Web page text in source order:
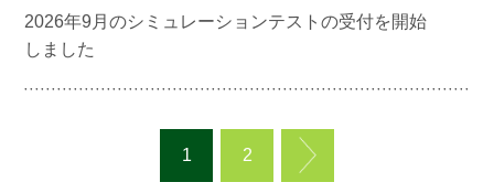
2026年9月のシミュレーションテストの受付を開始
しました
1 2